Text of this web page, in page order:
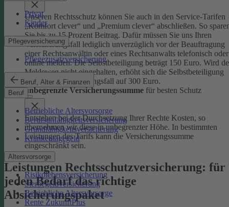
Privat
Kinder
Pflegeversicherung
Pflegezusatzversicherung
Beruf, Alter & Finanzen
Beruf
Betriebliche Altersvorsorge
Berufsunfähigkeitsversicherung
Grundfähigkeitsversicherung
Krankentagegeld
Altersvorsorge
Risikolebensversicherung
Sterbegeldversicherung
Betriebliche Altersvorsorge
Rente ZukunftPlus
Unseren Rechtsschutz können Sie auch in den Service-Tarifen
„Komfort clever“ und „Premium clever“ abschließen. So
Sie bis zu 15 Prozent Beitrag. Dafür müssen Sie uns Ihren
Versicherungsfall lediglich unverzüglich vor der Beauftragung
einer Rechtsanwältin oder eines Rechtsanwalts telefonisch oder
online melden. Die Selbstbeteiligung beträgt 150 Euro. Wird
Meldeweg nicht eingehalten, erhöht sich die Selbstbeteiligung
für diesen Versicherungsfall auf 300 Euro.
unbegrenzte Versicherungssumme für besten Schutz
Entstehen bei der Durchsetzung Ihrer Rechte Kosten, so
übernehmen wir diese in unbegrenzter Höhe. In bestimmten
Leistungen des Tarifs kann die Versicherungssumme
eingeschränkt sein.
Leistungen Rechtsschutzversicherung: für
jeden Bedarf das richtige
Absicherungspaket